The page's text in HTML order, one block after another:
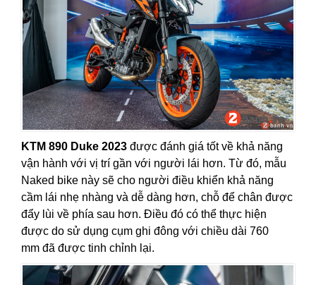
KTM 890 Duke 2023 được đánh giá tốt về khả năng
vận hành với vị trí gần với người lái hơn. Từ đó, mẫu
Naked bike này sẽ cho người điều khiển khả năng
cầm lái nhẹ nhàng và dễ dàng hơn, chỗ để chân được
đẩy lùi về phía sau hơn. Điều đó có thể thực hiện
được do sử dụng cụm ghi đông với chiều dài 760
mm đã được tinh chỉnh lại.